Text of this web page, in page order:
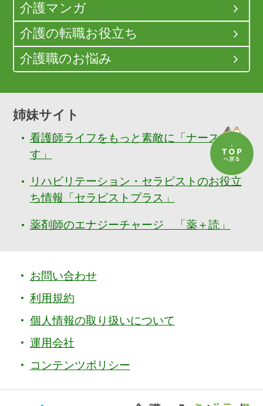
介護マンガ
介護の転職お役立ち
介護職のお悩み
姉妹サイト
看護師ライフをもっと素敵に「ナースぷら
す」
リハビリテーション・セラピストのお役立
ち情報「セラピストプラス」
薬剤師のエナジーチャージ 「薬＋読」
お問い合わせ
利用規約
個人情報の取り扱いについて
運用会社
コンテンツポリシー